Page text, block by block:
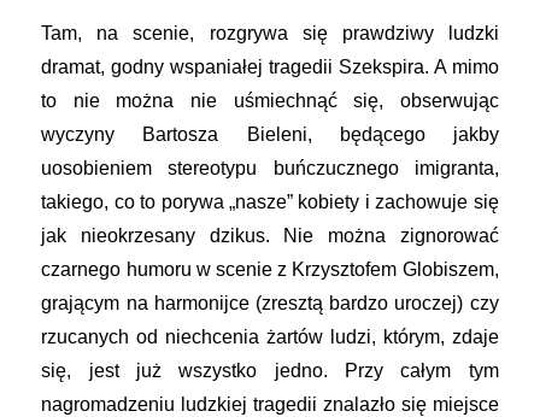
Tam, na scenie, rozgrywa się prawdziwy ludzki
dramat, godny wspaniałej tragedii Szekspira. A mimo
to nie można nie uśmiechnąć się, obserwując
wyczyny Bartosza Bieleni, będącego jakby
uosobieniem stereotypu buńczucznego imigranta,
takiego, co to porywa „nasze” kobiety i zachowuje się
jak nieokrzesany dzikus. Nie można zignorować
czarnego humoru w scenie z Krzysztofem Globiszem,
grającym na harmonijce (zresztą bardzo uroczej) czy
rzucanych od niechcenia żartów ludzi, którym, zdaje
się, jest już wszystko jedno. Przy całym tym
nagromadzeniu ludzkiej tragedii znalazło się miejsce